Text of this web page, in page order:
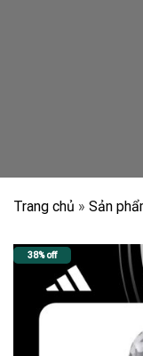
Trang chủ » Sản
38% off